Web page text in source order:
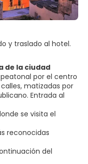
y traslado al hotel.
de la ciudad
por el centro
matizadas por
Entrada al
se visita el
reconocidas
del